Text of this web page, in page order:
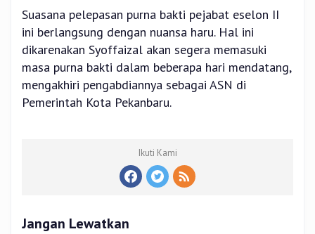
Suasana pelepasan purna bakti pejabat eselon II
ini berlangsung dengan nuansa haru. Hal ini
dikarenakan Syoffaizal akan segera memasuki
masa purna bakti dalam beberapa hari mendatang,
mengakhiri pengabdiannya sebagai ASN di
Pemerintah Kota Pekanbaru.
Ikuti Kami
Jangan Lewatkan